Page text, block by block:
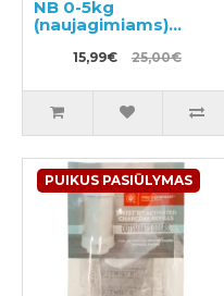
NB 0-5kg
(naujagimiams)
15,99€ 25,00€
PUIKUS PASIŪLYMAS